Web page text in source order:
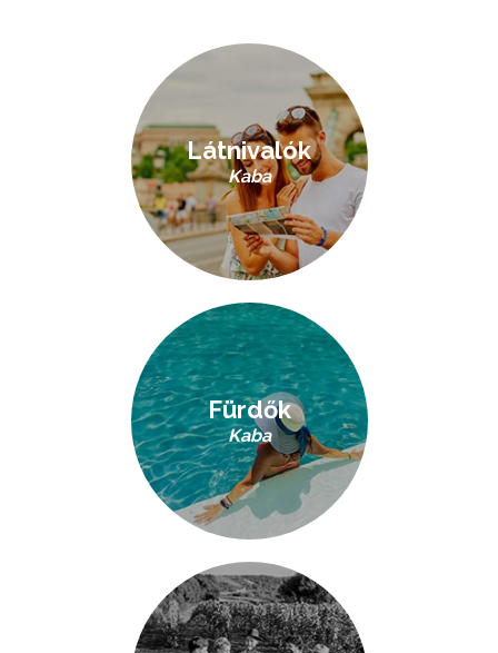
Látnivalók
Kaba
Fürdők
Kaba